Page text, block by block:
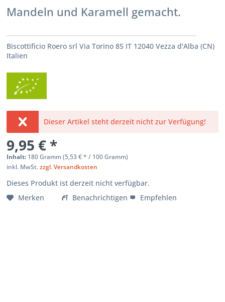
Mandeln und Karamell gemacht.
Biscottificio Roero srl Via Torino 85 IT 12040 Vezza d'Alba (CN)
Italien
Dieser Artikel steht derzeit nicht zur Verfügung!
9,95 € *
Inhalt: 180 Gramm (5,53 €* / 100 Gramm)
inkl. MwSt.zzgl. Versandkosten
Dieses Produkt ist derzeit nicht verfügbar.
Merken
Benachrichtigen Empfehlen